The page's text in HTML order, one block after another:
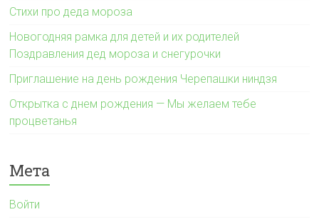
Стихи про деда мороза
Новогодняя рамка для детей и их родителей
Поздравления дед мороза и снегурочки
Приглашение на день рождения Черепашки ниндзя
Открытка с днем рождения — Мы желаем тебе
процветанья
Мета
Войти